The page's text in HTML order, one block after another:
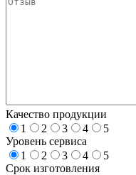
Качество продукции
1
2 3 4
5
Уровень сервиса
1
2 3 4
5
Срок изготовления